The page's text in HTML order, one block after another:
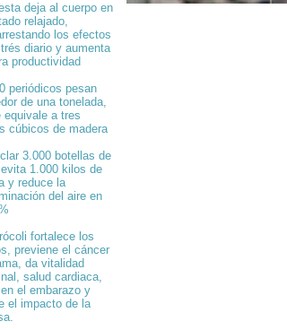
deja al cuerpo en
relajado,
los efectos
diario y aumenta
productividad
periódicos pesan
de una tonelada,
equivale a tres
cúbicos de madera
3.000 botellas de
1.000 kilos de
y reduce la
del aire en
fortalece los
previene el cáncer
da vitalidad
salud cardiaca,
el embarazo y
el impacto de la